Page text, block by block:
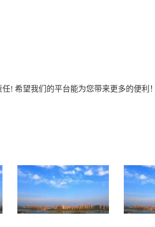
! 希望我们的平台能为您带来更多的便利！